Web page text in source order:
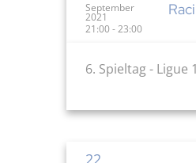
September
2021
21:00 - 23:00
6. Spieltag - Ligue
22